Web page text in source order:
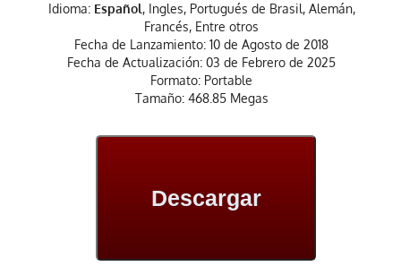
Idioma: Español, Ingles, Portugués de Brasil, Alemán,
Francés, Entre otros
Fecha de Lanzamiento: 10 de Agosto de 2018
Fecha de Actualización: 03 de Febrero de 2025
Formato: Portable
Tamaño: 468.85 Megas
Descargar